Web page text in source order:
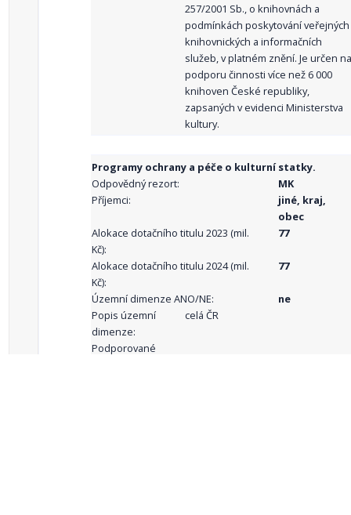
257/2001 Sb., o knihovnách a
podmínkách poskytování veřejných
knihovnických a informačních
služeb, v platném znění. Je určen na
podporu činnosti více než 6 000
knihoven České republiky,
zapsaných v evidenci Ministerstva
kultury.
Programy ochrany a péče o kulturní statky.
Odpovědný rezort:
MK
Příjemci:
jiné, kraj,
obec
Alokace dotačního titulu 2023 (mil.
Kč):
77
Alokace dotačního titulu 2024 (mil.
Kč):
77
Územní dimenze ANO/NE:
ne
Popis územní
dimenze:
celá ČR
Podporované